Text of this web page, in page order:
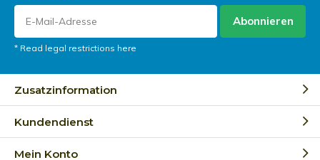
Abonnieren
* Read legal restrictions here
Zusatzinformation
Kundendienst
Mein Konto